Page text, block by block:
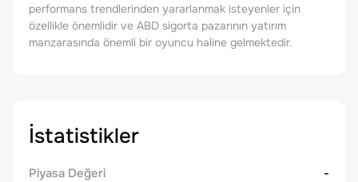
performans trendlerinden yararlanmak isteyenler için
özellikle önemlidir ve ABD sigorta pazarının yatırım
manzarasında önemli bir oyuncu haline gelmektedir.
İstatistikler
Piyasa Değeri
-